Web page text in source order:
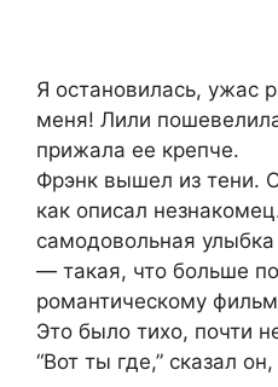
Я остановилась, ужас
меня! Лили
прижала ее крепче.
Фрэнк вышел из тени.
как описал
самодовольная
— такая, что больше
романтическому
Это было тихо, почти
“Вот ты где,” сказал